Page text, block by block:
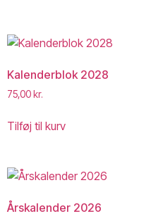
Kalenderblok 2028
75,00 kr.
Tilføj til kurv
Årskalender 2026